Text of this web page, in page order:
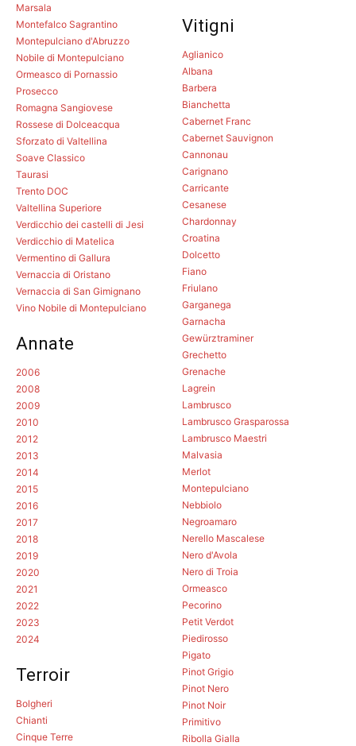
Marsala
Montefalco Sagrantino
Montepulciano d'Abruzzo
Nobile di Montepulciano
Ormeasco di Pornassio
Prosecco
Romagna Sangiovese
Rossese di Dolceacqua
Sforzato di Valtellina
Soave Classico
Taurasi
Trento DOC
Valtellina Superiore
Verdicchio dei castelli di Jesi
Verdicchio di Matelica
Vermentino di Gallura
Vernaccia di Oristano
Vernaccia di San Gimignano
Vino Nobile di Montepulciano
Annate
2006
2008
2009
2010
2012
2013
2014
2015
2016
2017
2018
2019
2020
2021
2022
2023
2024
Terroir
Bolgheri
Chianti
Cinque Terre
Vitigni
Aglianico
Albana
Barbera
Bianchetta
Cabernet Franc
Cabernet Sauvignon
Cannonau
Carignano
Carricante
Cesanese
Chardonnay
Croatina
Dolcetto
Fiano
Friulano
Garganega
Garnacha
Gewürztraminer
Grechetto
Grenache
Lagrein
Lambrusco
Lambrusco Grasparossa
Lambrusco Maestri
Malvasia
Merlot
Montepulciano
Nebbiolo
Negroamaro
Nerello Mascalese
Nero d'Avola
Nero di Troia
Ormeasco
Pecorino
Petit Verdot
Piedirosso
Pigato
Pinot Grigio
Pinot Nero
Pinot Noir
Primitivo
Ribolla Gialla